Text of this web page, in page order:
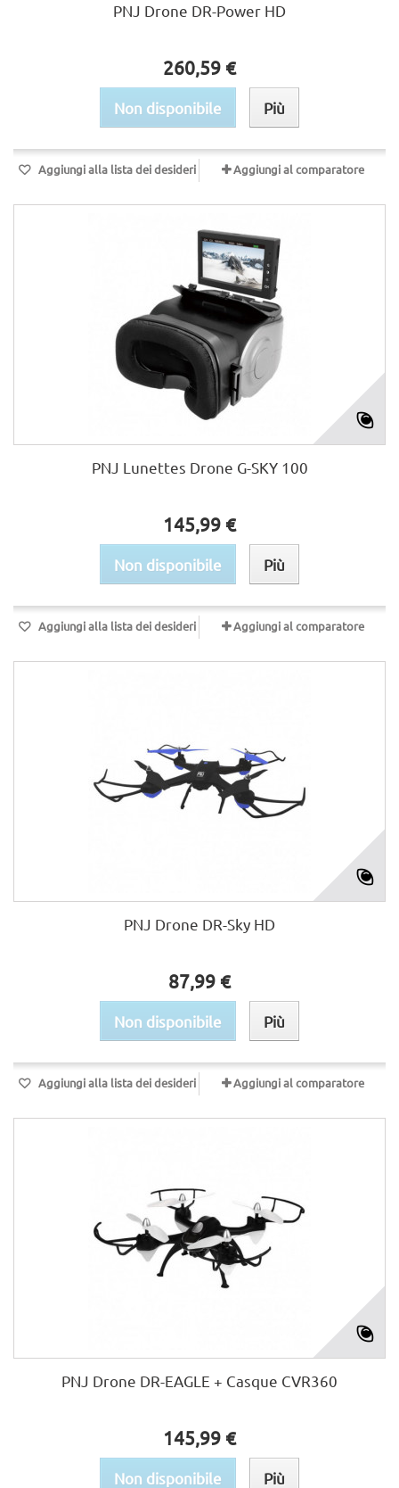
PNJ Drone DR-Power HD
260,59 €
Non disponibile Più
Aggiungi alla lista dei desideri Aggiungi al comparatore
PNJ Lunettes Drone G-SKY 100
145,99 €
Non disponibile Più
Aggiungi alla lista dei desideri Aggiungi al comparatore
PNJ Drone DR-Sky HD
87,99 €
Non disponibile Più
Aggiungi alla lista dei desideri Aggiungi al comparatore
PNJ Drone DR-EAGLE + Casque CVR360
145,99 €
Non disponibile Più